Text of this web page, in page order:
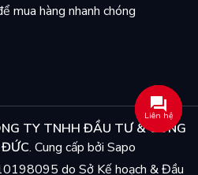
mua hàng nhanh chóng
TY TNHH ĐẦU TƯ & CÔNG
. Cung cấp bởi Sapo
do Sở Kế hoạch & Đầu
Liên hệ